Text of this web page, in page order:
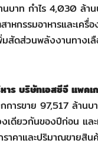
นบาท กำไร 4,030 ล้
กรรมอาหารและเค
สัดส่วนพลังงานทางเ
าร บริษัทเอสซีจี แพค
ารขาย 97,517 ล้าน
เดียวกันของปีก่อน แ
คาและปริมาณขายสิน